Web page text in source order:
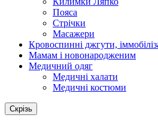
Пояса
Стрічки
Масажери
Кровоспинні джгути,
Мамам і новонародженим
Медичний одяг
Медичні халати
Медичні костюми
Скрізь